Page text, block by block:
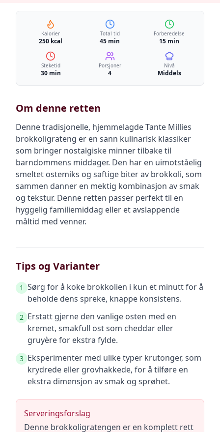
Kalorier
250 kcal
Total tid
45 min
Forberedelse
15 min
Steketid
30 min
Porsjoner
4
Nivå
Middels
Om denne retten
Denne tradisjonelle, hjemmelagde Tante Millies
brokkoligrateng er en sann kulinarisk klassiker
som bringer nostalgiske minner tilbake til
barndommens middager. Den har en uimotståelig
smeltet ostemiks og saftige biter av brokkoli, som
sammen danner en mektig kombinasjon av smak
og tekstur. Denne retten passer perfekt til en
hyggelig familiemiddag eller et avslappende
måltid med venner.
Tips og Varianter
1 Sørg for å koke brokkolien i kun et minutt for å
beholde dens spreke, knappe konsistens.
2 Erstatt gjerne den vanlige osten med en
kremet, smakfull ost som cheddar eller
gruyère for ekstra fylde.
3 Eksperimenter med ulike typer krutonger, som
krydrede eller grovhakkede, for å tilføre en
ekstra dimensjon av smak og sprøhet.
Serveringsforslag
Denne brokkoligratengen er en komplett rett